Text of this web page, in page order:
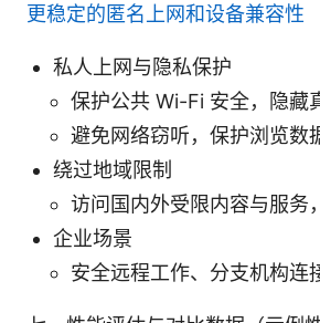
更稳定的匿名上网和设备兼容性
私人上网与隐私保护
保护公共 Wi-Fi 安全，隐藏
避免网络窃听，保护浏览数
绕过地域限制
访问国内外受限内容与服务
企业场景
安全远程工作、分支机构连